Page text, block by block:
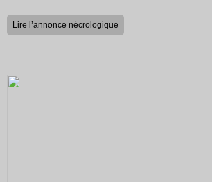
Lire l’annonce nécrologique